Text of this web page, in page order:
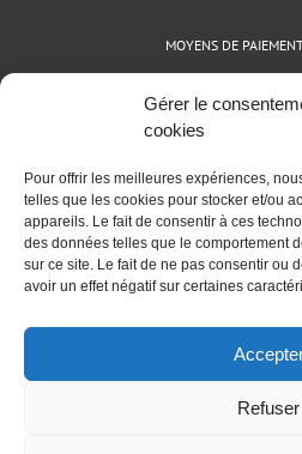
Gérer le
cookies
Pour offrir les meilleures expériences,
telles que les cookies pour stocker et/ou
appareils. Le fait de consentir à ces
des données telles que le comportement
sur ce site. Le fait de ne pas consentir ou
avoir un effet négatif sur certaines
Refuser
MOYENS DE
Espèces
Cartes bancaires (VISA,